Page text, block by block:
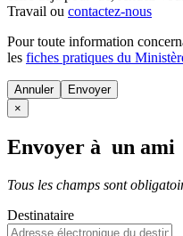
Travail ou contactez-nous
Pour toute information
les fiches pratiques du
Annuler
×
Envoyer à un ami
Tous les champs sont
Destinataire